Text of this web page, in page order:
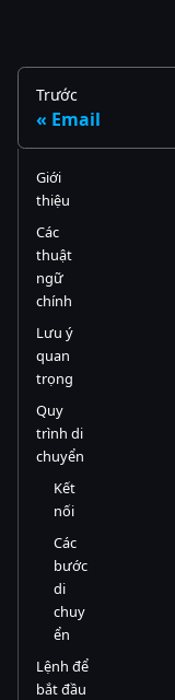
Trước
Email
Giới
thiệu
Các
thuật
ngữ
chính
Lưu ý
quan
trọng
Quy
trình di
chuyển
Kết
nối
Các
bước
di
chuy
ển
Lệnh để
bắt đầu